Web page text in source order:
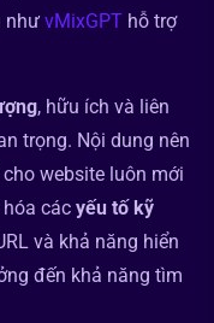
như vMixGPT hỗ trợ
, hữu ích và liên
trọng. Nội dung nên
website luôn mới
các yếu tố kỹ
và khả năng hiển
đến khả năng tìm